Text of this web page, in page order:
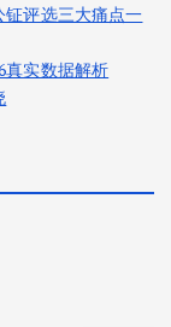
钲评选三大痛点一
真实数据解析